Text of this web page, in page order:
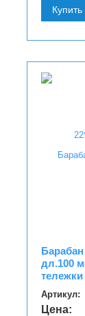
Купить
дл.100
тележки
Артикул:
Цена: